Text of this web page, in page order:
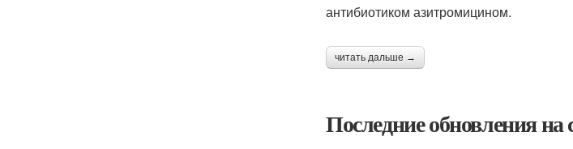
антибиотиком азитромицином.
читать дальше →
Последние обновления на